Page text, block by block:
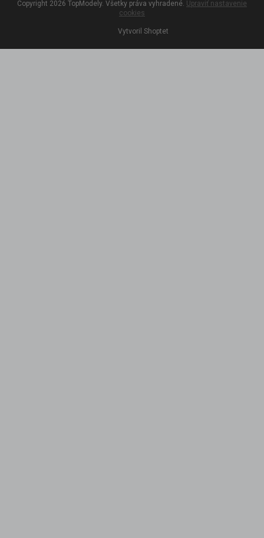
Vytvoril Shoptet
Copyright 2026 TopModely. Všetky práva vyhradené. Upraviť nastavenie
cookies